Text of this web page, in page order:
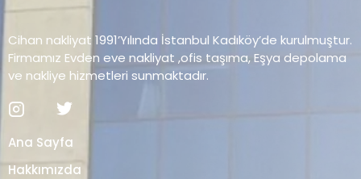
Cihan nakliyat 1991’Yılında İstanbul Kadıköy’de kurulmuştur.
Firmamız Evden eve nakliyat ,ofis taşıma, Eşya depolama
ve nakliye hizmetleri sunmaktadır.
Ana Sayfa
Hakkımızda